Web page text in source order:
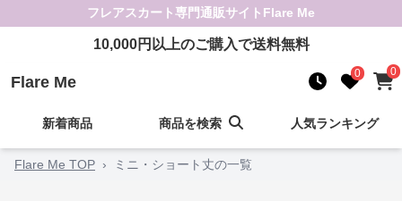
フレアスカート専門通販サイト Flare Me
10,000円以上のご購入で送料無料
Flare Me 0 0
新着商品 商品を検索 人気ランキング
Flare Me TOP › ミニ・ショート丈の一覧